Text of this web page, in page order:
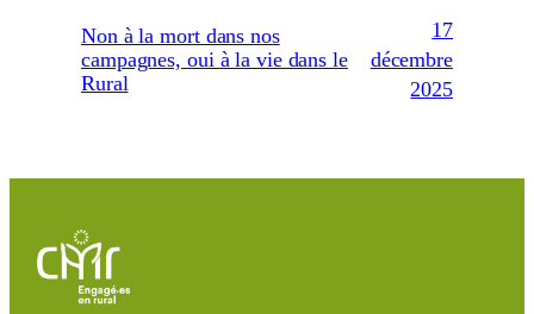
Non à la mort dans nos
campagnes, oui à la vie dans le
Rural
17
décembre
2025